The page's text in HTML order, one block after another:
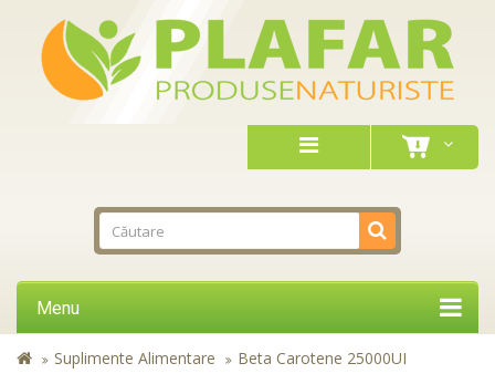
Menu
Suplimente Alimentare Beta Carotene 25000UI